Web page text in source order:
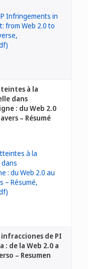
à la
dans
: du Web 2.0
– Résumé
de PI
de la Web 2.0 a
– Resumen